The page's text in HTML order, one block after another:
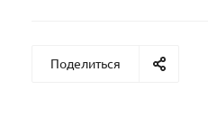
Поделиться